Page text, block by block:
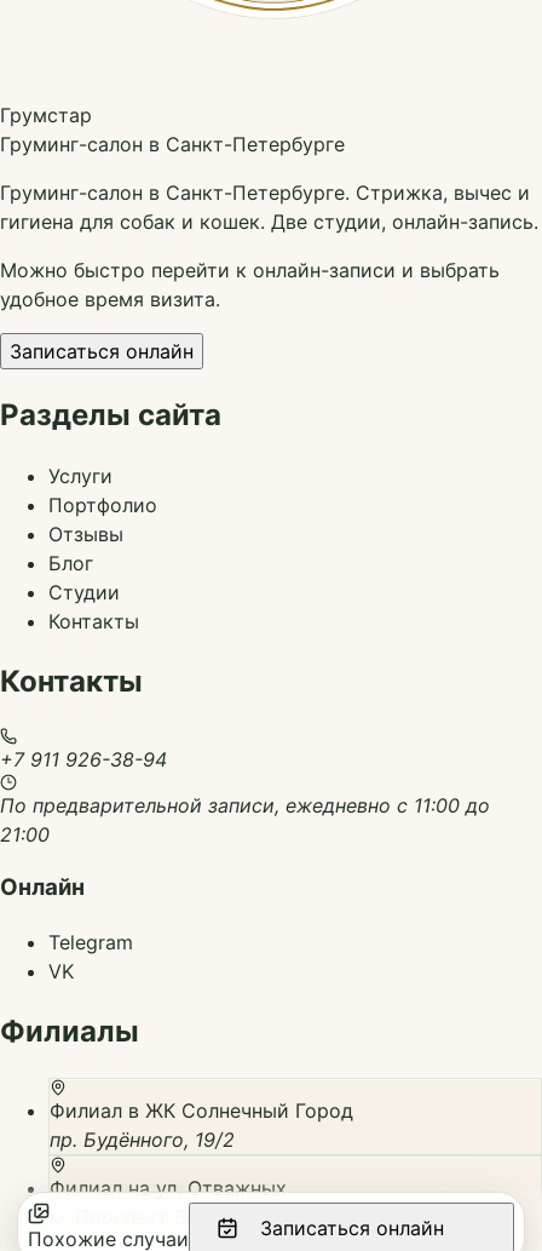
Грумстар
Груминг-салон в Санкт-Петербурге
Груминг-салон в Санкт-Петербурге. Стрижка, вычес и
гигиена для собак и кошек. Две студии, онлайн-запись.
Можно быстро перейти к онлайн-записи и выбрать
удобное время визита.
Записаться онлайн
Разделы сайта
Услуги
Портфолио
Отзывы
Блог
Студии
Контакты
Контакты
+7 911 926-38-94
По предварительной записи, ежедневно с 11:00 до
21:00
Онлайн
Telegram
VK
Филиалы
Филиал в ЖК Солнечный Город
пр. Будённого, 19/2
Филиал на ул. Отважных
м. Проспект Ветеранов, ул. Отважных, 4
Похожие случаи
Записаться онлайн